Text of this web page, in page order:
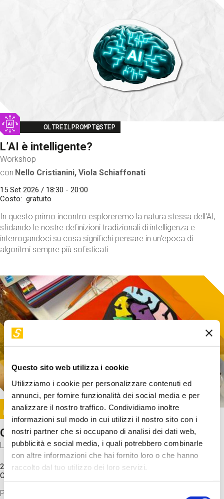
Questo sito web utilizza i cookie
Utilizziamo i cookie per personalizzare contenuti ed
annunci, per fornire funzionalità dei social media e per
analizzare il nostro traffico. Condividiamo inoltre
informazioni sul modo in cui utilizzi il nostro sito con i
nostri partner che si occupano di analisi dei dati web,
pubblicità e social media, i quali potrebbero combinarle
con altre informazioni che hai fornito loro o che hanno
raccolto dal tuo utilizzo dei loro servizi.
Selezione
Image
OLTREILPROMPT@STEP
L’AI è intelligente?
Workshop
con Nello Cristianini, Viola Schiaffonati
15 Set 2026 / 18:30 - 20:00
Costo
gratuito
In questo primo incontro esploreremo la natura stessa dell'AI,
sfidando le nostre definizioni tradizionali di intelligenza e
interrogandoci su cosa significhi pensare in un'epoca di
algoritmi sempre più sofisticati.
Image
SUNDAY@STEP
Come funziona il cervello?
Laboratorio
20 Set 2026 / 11:15 - 13:00
Costo
Proveremo a costruire un cervello in cartoncino cercando di